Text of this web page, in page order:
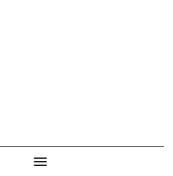
Cambiar modo de navegación